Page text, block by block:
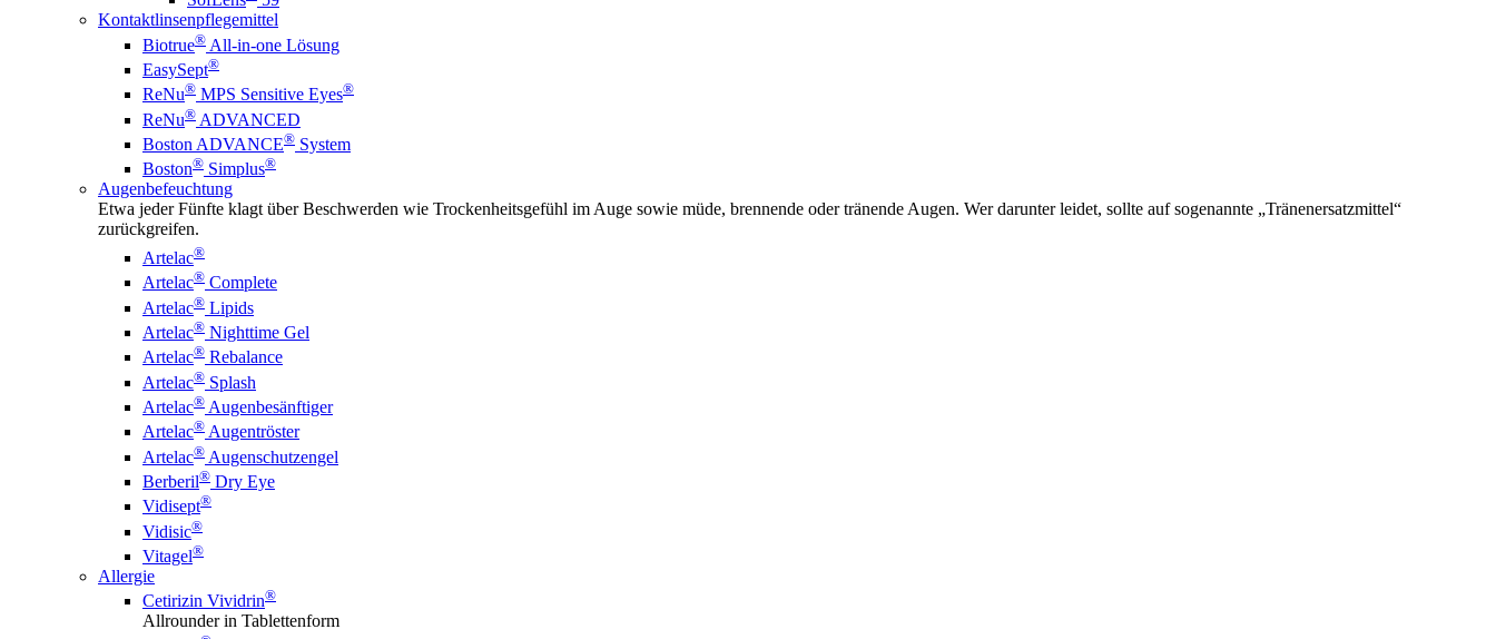
Kontaktlinsenpflegemittel
Biotrue® All-in-one Lösung
EasySept®
ReNu® MPS Sensitive Eyes®
ReNu® ADVANCED
Boston ADVANCE® System
Boston® Simplus®
Augenbefeuchtung
Etwa jeder Fünfte klagt über Beschwerden wie Trockenheitsgefühl im Auge sowie müde, brennende oder tränende Augen. Wer darunter leidet, sollte auf sogenannte „Tränenersatzmittel“
zurückgreifen.
Artelac®
Artelac® Complete
Artelac® Lipids
Artelac® Nighttime Gel
Artelac® Rebalance
Artelac® Splash
Artelac® Augenbesänftiger
Artelac® Augentröster
Artelac® Augenschutzengel
Berberil® Dry Eye
Vidisept®
Vidisic®
Vitagel®
Allergie
Cetirizin Vividrin®
Allrounder in Tablettenform